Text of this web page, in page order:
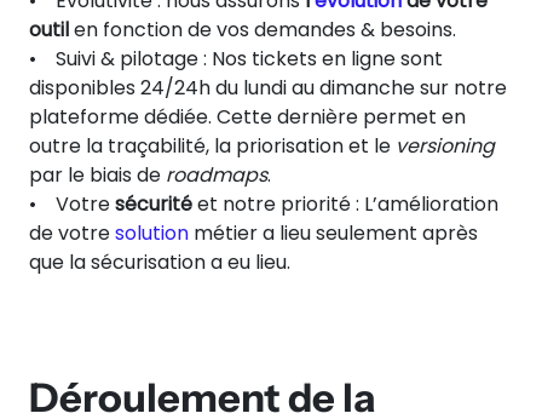
outilen fonction de vos demandes & besoins.
• Suivi & pilotage : Nos tickets en ligne sont
disponibles 24/24h du lundi au dimanche sur notre
plateforme dédiée. Cette dernière permet en
outre la traçabilité, la priorisation et le versioning
par le biais de roadmaps.
• Votresécuritéet notre priorité : L’amélioration
de votresolution métier a lieu seulement après
que la sécurisation a eu lieu.
Déroulement de la